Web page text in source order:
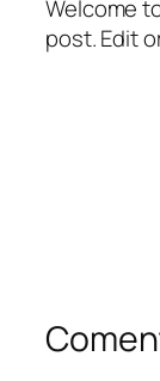
Welcome
post. Edit